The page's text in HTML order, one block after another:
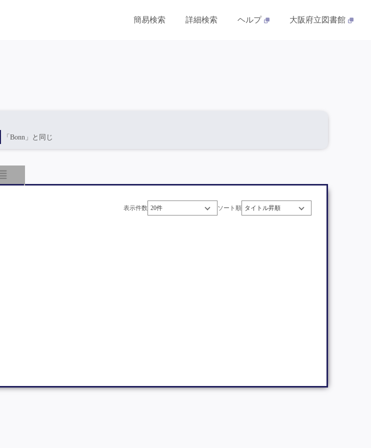
簡易検索 詳細検索 ヘルプ 大阪府立図書館
「Bonn」と同じ
表示件数 ソート順